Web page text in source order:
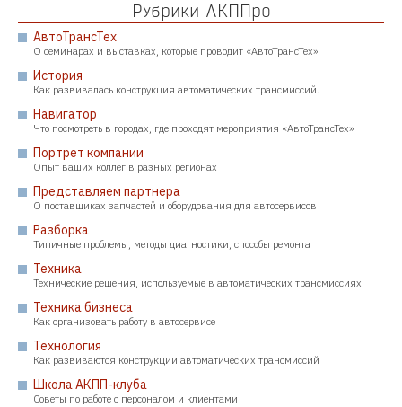
Рубрики АКППро
АвтоТрансТех
О семинарах и выставках, которые проводит «АвтоТрансТех»
История
Как развивалась конструкция автоматических трансмиссий.
Навигатор
Что посмотреть в городах, где проходят мероприятия «АвтоТрансТех»
Портрет компании
Опыт ваших коллег в разных регионах
Представляем партнера
О поставщиках запчастей и оборудования для автосервисов
Разборка
Типичные проблемы, методы диагностики, способы ремонта
Техника
Технические решения, используемые в автоматических трансмиссиях
Техника бизнеса
Как организовать работу в автосервисе
Технология
Как развиваются конструкции автоматических трансмиссий
Школа АКПП-клуба
Советы по работе с персоналом и клиентами